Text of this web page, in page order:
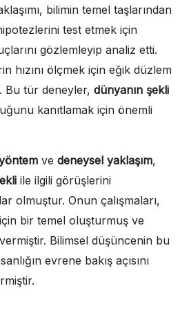
bilimin temel taşlarından
test etmek için
gözlemleyip analiz etti.
hızını ölçmek için eğik düzlem
Bu tür deneyler, dünyanın şekli
kanıtlamak için önemli
ve deneysel yaklaşım,
ile ilgili görüşlerini
olmuştur. Onun çalışmaları,
bir temel oluşturmuş ve
Bilimsel düşüncenin bu
evrene bakış açısını